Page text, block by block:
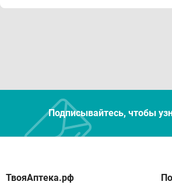
Подписывайтесь, чтобы